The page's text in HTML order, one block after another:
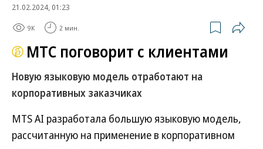
21.02.2024, 01:23
9K 2 мин.
МТС поговорит с клиентами
Новую языковую модель отработают на
корпоративных заказчиках
MTS AI разработала большую языковую модель,
рассчитанную на применение в корпоративном